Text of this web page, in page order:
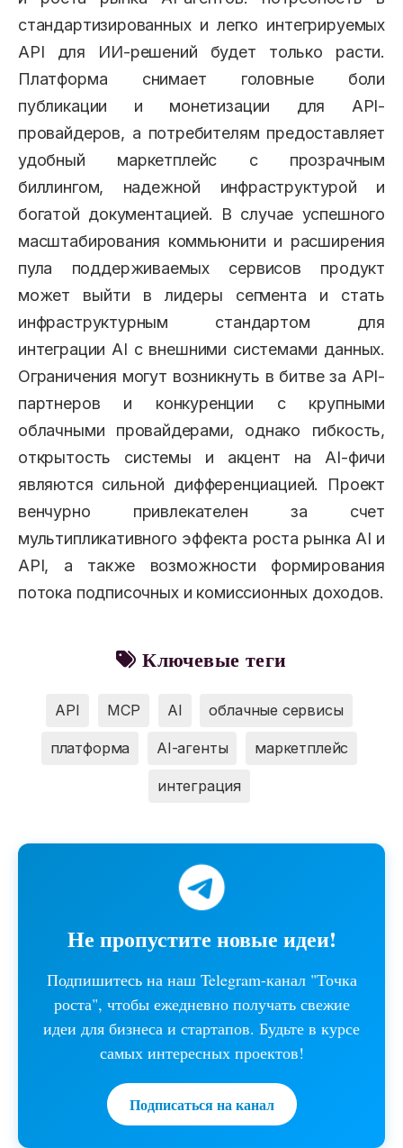
стандартизированных и легко интегрируемых
API для ИИ-решений будет только расти.
Платформа снимает головные боли
публикации и монетизации для API-
провайдеров, а потребителям предоставляет
удобный маркетплейс с прозрачным
биллингом, надежной инфраструктурой и
богатой документацией. В случае успешного
масштабирования коммьюнити и расширения
пула поддерживаемых сервисов продукт
может выйти в лидеры сегмента и стать
инфраструктурным стандартом для
интеграции AI с внешними системами данных.
Ограничения могут возникнуть в битве за API-
партнеров и конкуренции с крупными
облачными провайдерами, однако гибкость,
открытость системы и акцент на AI-фичи
являются сильной дифференциацией. Проект
венчурно привлекателен за счет
мультипликативного эффекта роста рынка AI и
API, а также возможности формирования
потока подписочных и комиссионных доходов.
Ключевые теги
API MCP AI облачные сервисы
платформа AI-агенты маркетплейс
интеграция
Не пропустите новые идеи!
Подпишитесь на наш Telegram-канал "Точка
роста", чтобы ежедневно получать свежие
идеи для бизнеса и стартапов. Будьте в курсе
самых интересных проектов!
Подписаться на канал